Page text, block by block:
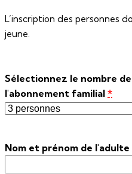
L’inscription des personnes
jeune.
Sélectionnez le nombre
l'abonnement familial *
Nom et prénom de l'adulte